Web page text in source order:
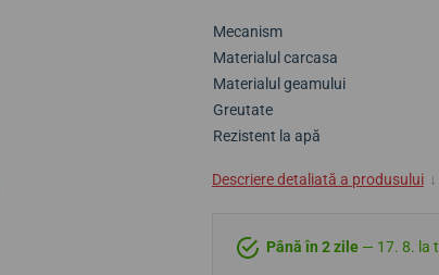
Mecanism
Materialul carcasa
Materialul geamului
Greutate
Rezistent la apă
Descriere detaliată a produsului ↓
Până în 2 zile — 17. 8. la